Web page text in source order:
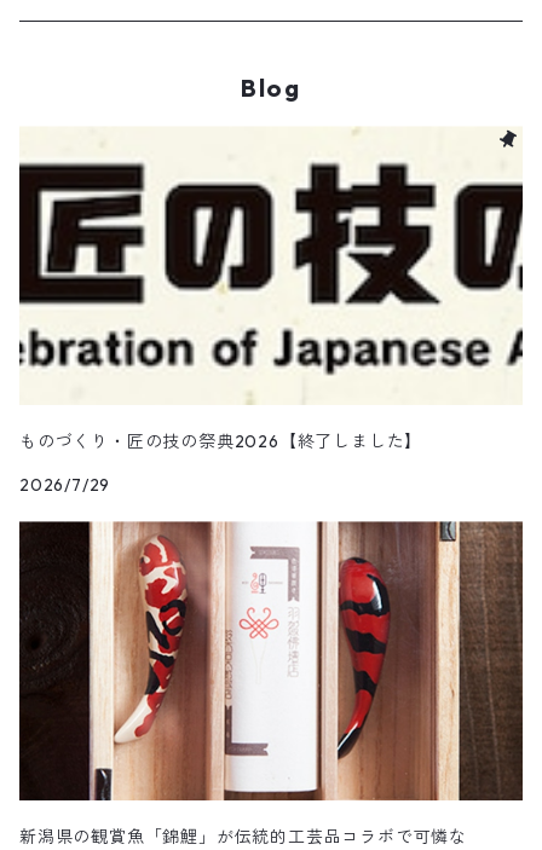
Blog
ものづくり・匠の技の祭典2026【終了しました】
2026/7/29
新潟県の観賞魚「錦鯉」が伝統的工芸品コラボで可憐な